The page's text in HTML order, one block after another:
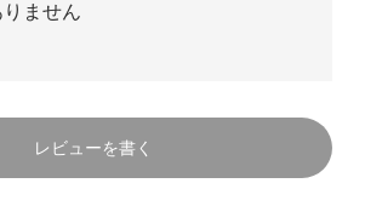
ません
レビューを書く